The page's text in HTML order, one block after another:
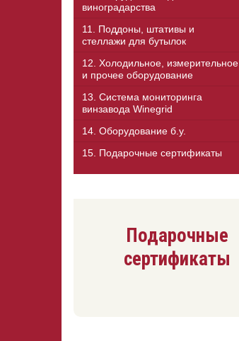
виноградарства
11. Поддоны, штативы и
стеллажи для бутылок
12. Холодильное, измерительное
и прочее оборудование
13. Cистема мониторинга
винзавода Winegrid
14. Оборудование б.у.
15. Подарочные сертификаты
Подарочные
сертификаты